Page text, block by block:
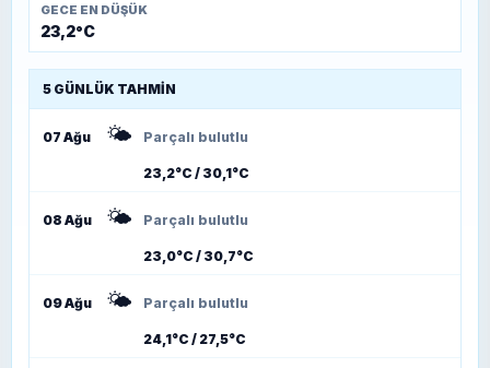
GECE EN DÜŞÜK
23,2°C
5 GÜNLÜK TAHMIN
07 Ağu 🌤️ Parçalı bulutlu
23,2°C / 30,1°C
08 Ağu 🌤️ Parçalı bulutlu
23,0°C / 30,7°C
09 Ağu 🌤️ Parçalı bulutlu
24,1°C / 27,5°C